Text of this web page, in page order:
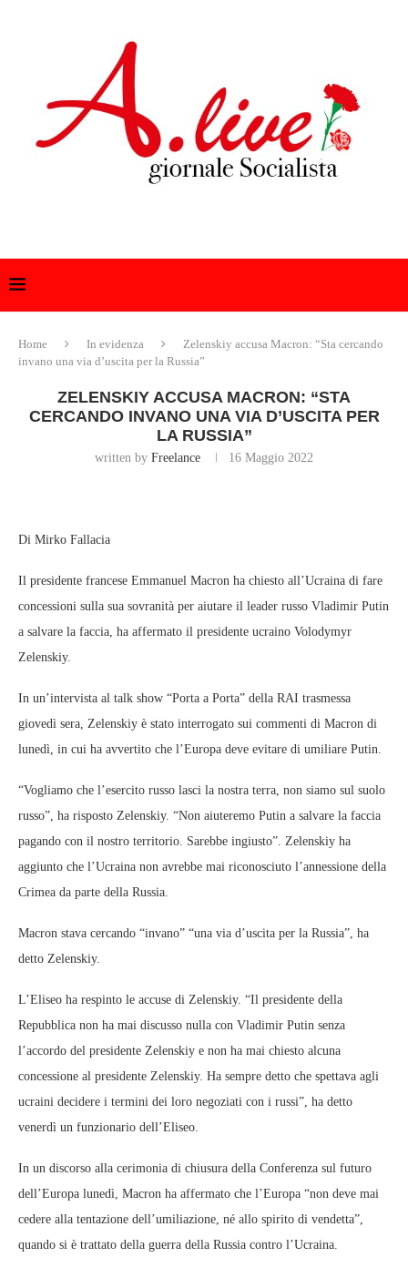
Home In evidenza
Zelenskiy accusa Macron: “Sta cercando
invano una via d’uscita per la Russia”
ZELENSKIY ACCUSA MACRON: “STA
CERCANDO INVANO UNA VIA D’USCITA PER
LA RUSSIA”
written by Freelance 16 Maggio 2022
Di Mirko Fallacia
Il presidente francese Emmanuel Macron ha chiesto all’Ucraina di fare
concessioni sulla sua sovranità per aiutare il leader russo Vladimir Putin
a salvare la faccia, ha affermato il presidente ucraino Volodymyr
Zelenskiy.
In un’intervista al talk show “Porta a Porta” della RAI trasmessa
giovedì sera, Zelenskiy è stato interrogato sui commenti di Macron di
lunedì, in cui ha avvertito che l’Europa deve evitare di umiliare Putin.
“Vogliamo che l’esercito russo lasci la nostra terra, non siamo sul suolo
russo”, ha risposto Zelenskiy. “Non aiuteremo Putin a salvare la faccia
pagando con il nostro territorio. Sarebbe ingiusto”. Zelenskiy ha
aggiunto che l’Ucraina non avrebbe mai riconosciuto l’annessione della
Crimea da parte della Russia.
Macron stava cercando “invano” “una via d’uscita per la Russia”, ha
detto Zelenskiy.
L’Eliseo ha respinto le accuse di Zelenskiy. “Il presidente della
Repubblica non ha mai discusso nulla con Vladimir Putin senza
l’accordo del presidente Zelenskiy e non ha mai chiesto alcuna
concessione al presidente Zelenskiy. Ha sempre detto che spettava agli
ucraini decidere i termini dei loro negoziati con i russi”, ha detto
venerdì un funzionario dell’Eliseo.
In un discorso alla cerimonia di chiusura della Conferenza sul futuro
dell’Europa lunedì, Macron ha affermato che l’Europa “non deve mai
cedere alla tentazione dell’umiliazione, né allo spirito di vendetta”,
quando si è trattato della guerra della Russia contro l’Ucraina.